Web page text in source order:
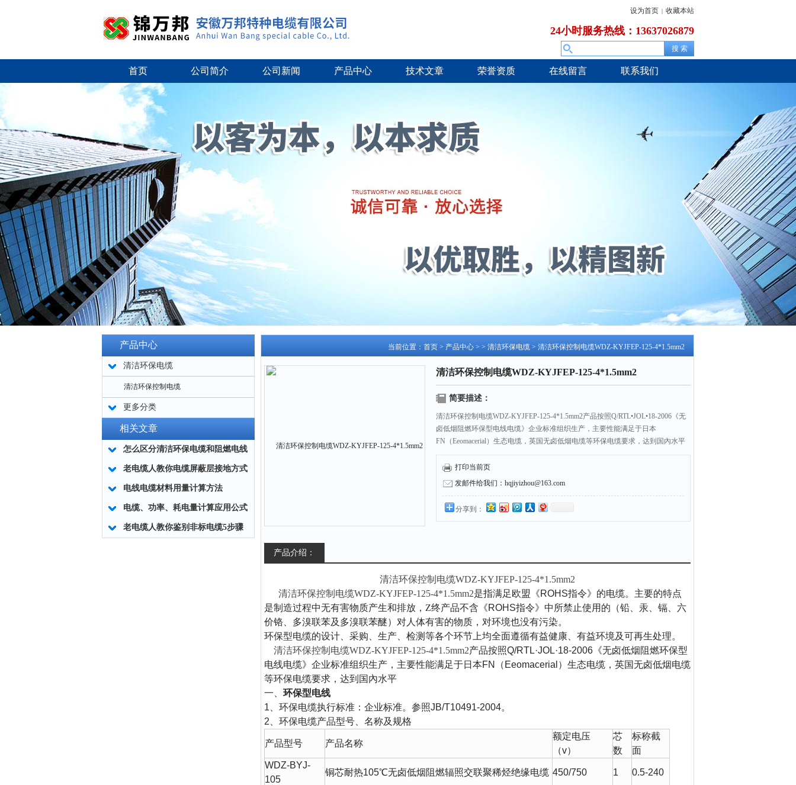
设为首页 | 收藏本站
24小时服务热线：13637026879
首页 公司简介 公司新闻 产品中心 技术文章 荣誉资质 在线留言 联系我们
产品中心
清洁环保电缆
清洁环保控制电缆
更多分类
相关文章
怎么区分清洁环保电缆和阻燃电线
老电缆人教你电缆屏蔽层接地方式
电线电缆材料用量计算方法
电缆、功率、耗电量计算应用公式
老电缆人教你鉴别非标电缆5步骤
当前位置： 首页 > 产品中心 > > 清洁环保电缆 > 清洁环保控制电缆WDZ-KYJFEP-125-4*1.5mm2
清洁环保控制电缆WDZ-KYJFEP-125-4*1.5mm2
简要描述：
清洁环保控制电缆WDZ-KYJFEP-125-4*1.5mm2产品按照Q/RTL•JOL•18-2006《无
卤低烟阻燃环保型电线电缆》企业标准组织生产，主要性能满足于日本
FN（Eeomacerial）生态电缆，英国无卤低烟电缆等环保电缆要求，达到国內水平
打印当前页
发邮件给我们：hqjiyizhou@163.com
分享到：
产品介绍：
清洁环保控制电缆WDZ-KYJFEP-125-4*1.5mm2
清洁环保控制电缆WDZ-KYJFEP-125-4*1.5mm2是指满足欧盟《ROHS指令》的电缆。主要的特点
是制造过程中无有害物质产生和排放，Z终产品不含《ROHS指令》中所禁止使用的（铅、汞、镉、六
价铬、多溴联苯及多溴联苯醚）对人体有害的物质，对环境也没有污染。
环保型电缆的设计、采购、生产、检测等各个环节上均全面遵循有益健康、有益环境及可再生处理。
清洁环保控制电缆WDZ-KYJFEP-125-4*1.5mm2产品按照Q/RTL·JOL·18-2006 《无卤低烟阻燃环保型
电线电缆》企业标准组织生产，主要性能满足于日本FN （ Eeomacerial ）生态电缆，英国无卤低烟电缆
等环保电缆要求，达到国內水平
一、 环保型电线
1 、环保电缆执行标准：企业标准。参照JB/T10491-2004。
2 、环保电缆产品型号、名称及规格
产品型号 产品名称
额定电压
（v）
芯
数
标称截
面
WDZ-BYJ-
105
铜芯耐热105℃无卤低烟阻燃辐照交联聚稀烃绝缘电缆 450/750 1 0.5-240